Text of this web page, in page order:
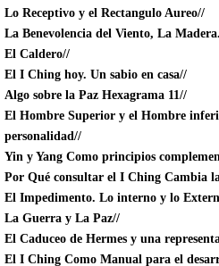
Lo Receptivo y el Rectangulo Aureo//
La Benevolencia del Viento, La
El Caldero//
El I Ching hoy. Un sabio en casa//
Algo sobre la Paz Hexagrama 11//
El Hombre Superior y el Hombre
personalidad//
Yin y Yang Como principios
Por Qué consultar el I Ching Cambia
El Impedimento. Lo interno y lo
La Guerra y La Paz//
El Caduceo de Hermes y una
El I Ching Como Manual para el